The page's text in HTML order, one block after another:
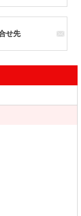
せ先